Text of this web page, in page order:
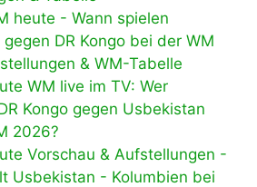
heute - Wann spielen
DR Kongo bei der WM
& WM-Tabelle
WM live im TV: Wer
Kongo gegen Usbekistan
2026?
Vorschau & Aufstellungen -
Usbekistan - Kolumbien bei